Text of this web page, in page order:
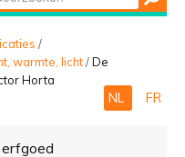
/
warmte, licht/De
Horta
NL FR